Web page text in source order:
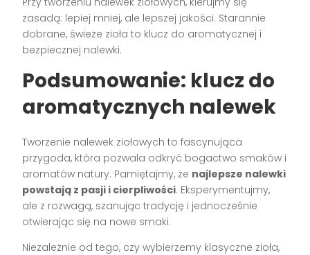
zasadą: lepiej mniej, ale lepszej jakości. Starannie
dobrane, świeże zioła to klucz do aromatycznej i
bezpiecznej nalewki.
Podsumowanie: klucz do
aromatycznych nalewek
Tworzenie nalewek ziołowych to fascynująca
przygoda, która pozwala odkryć bogactwo smaków i
aromatów natury. Pamiętajmy, że najlepsze nalewki
powstają z pasji i cierpliwości. Eksperymentujmy,
ale z rozwagą, szanując tradycję i jednocześnie
otwierając się na nowe smaki.
Niezależnie od tego, czy wybierzemy klasyczne zioła,